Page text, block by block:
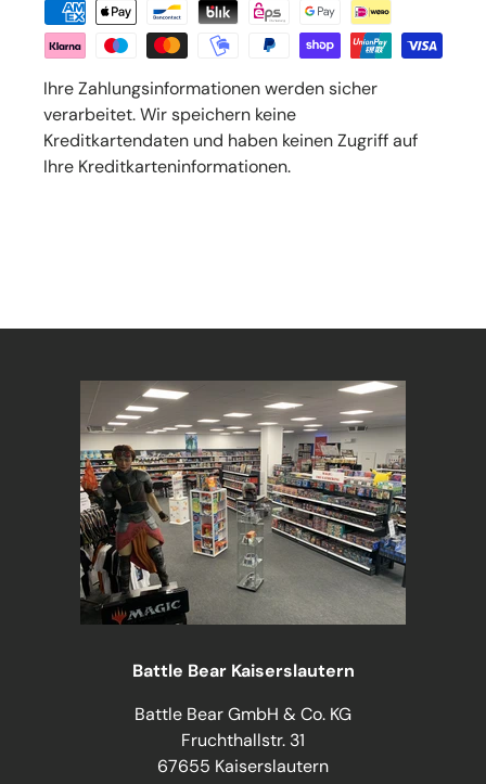
Ihre Zahlungsinformationen werden sicher
verarbeitet. Wir speichern keine
Kreditkartendaten und haben keinen Zugriff auf
Ihre Kreditkarteninformationen.
Battle Bear Kaiserslautern
Battle Bear GmbH & Co. KG
Fruchthallstr. 31
67655 Kaiserslautern